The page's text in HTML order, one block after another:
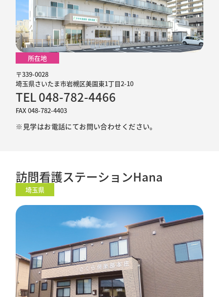
所在地
〒339-0028
埼玉県さいたま市岩槻区美園東1丁目2-10
TEL 048-782-4466
FAX 048-782-4403
※見学はお電話にてお問い合わせください。
訪問看護ステーションHana
埼玉県